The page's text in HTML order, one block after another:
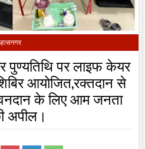
पुण्यतिथि पर लाइफ केयर
आयोजित,रक्तदान से
के लिए आम जनता
अपील।